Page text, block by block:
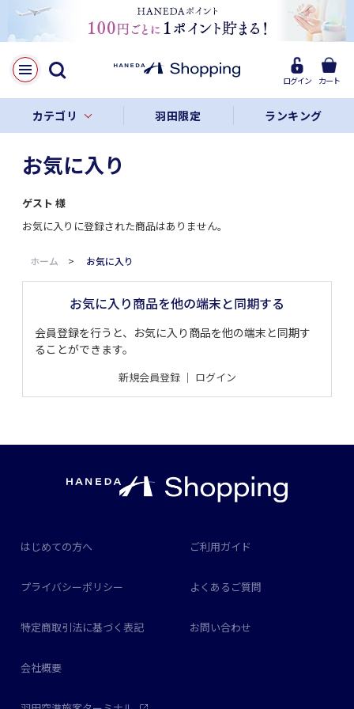
ログイン カート
カテゴリ 羽田限定 ランキング
お気に入り
ゲスト 様
お気に入りに登録された商品はありません。
ホーム > お気に入り
お気に入り商品を他の端末と同期する
会員登録を行うと、お気に入り商品を他の端末と同期す
ることができます。
新規会員登録｜ ログイン
はじめての方へ ご利用ガイド
プライバシーポリシー よくあるご質問
特定商取引法に基づく表記 お問い合わせ
会社概要